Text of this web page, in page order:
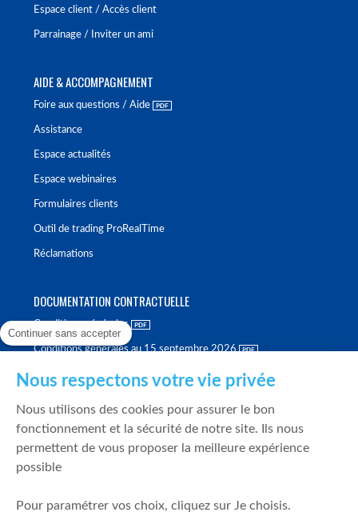
Espace client / Accès client
Parrainage / Inviter un ami
AIDE & ACCOMPAGNEMENT
Foire aux questions / Aide
Assistance
Espace actualités
Espace webinaires
Formulaires clients
Outil de trading ProRealTime
Réclamations
DOCUMENTATION CONTRACTUELLE
Conditions générales
Conditions générales au 15 septembre 2026
Politique de meilleure sélection
Politique de durabilité
Fonds de garantie des dépôts et de résolution
Continuer sans accepter
Nous respectons votre vie privée
Nous utilisons des cookies pour assurer le bon
fonctionnement et la sécurité de notre site. Ils nous
permettent de vous proposer la meilleure expérience
possible
Pour paramétrer vos choix, cliquez sur Je choisis.